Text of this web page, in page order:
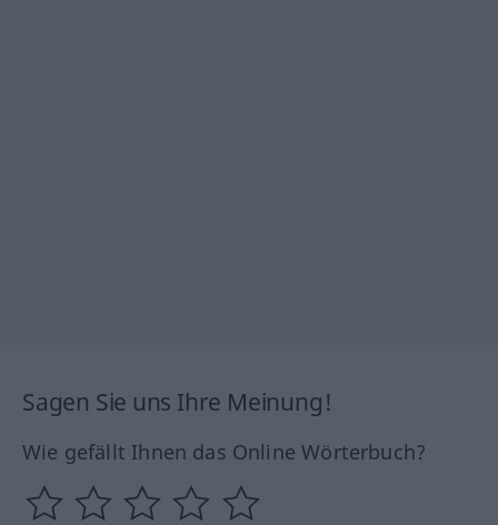
Sagen Sie uns Ihre Meinung!
Wie gefällt Ihnen das Online Wörterbuch?